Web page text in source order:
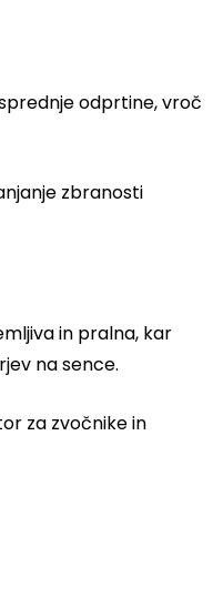
odprtine, vroč
zbranosti
in pralna, kar
na sence.
za zvočnike in